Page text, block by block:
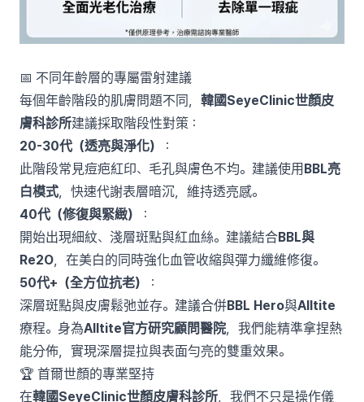
📅 不同年齡層的專屬雷射建議
每個年齡階段的肌膚問題不同， 韓國SeyeClinic世顏皮
膚科診所建議採取階段性對策：
20-30代（透亮與淨化）
：
此階段常見痘疤紅印、毛孔與膚色不均。建議使用 BBL亮
白模式，快速代謝表層暗沉，維持透亮感。
40代（修復與緊緻）
：
開始出現細紋、淺層斑點與紅血絲。建議結合BBL與
Re2O，在美白的同時強化血管收縮與彈力纖維修復。
50代+（全方位抗老）
：
深層斑點與皮膚鬆弛並存。建議合併BBL Hero與Alltite
療程。身為Alltite官方研究顧問醫院，我們能精準拿捏熱
能分佈，實現深層提拉與表面勻亮的雙重效果。
🏆 首爾世顏的專業堅持
在韓國SeyeClinic世顏皮膚科診所，我們不只是操作儀